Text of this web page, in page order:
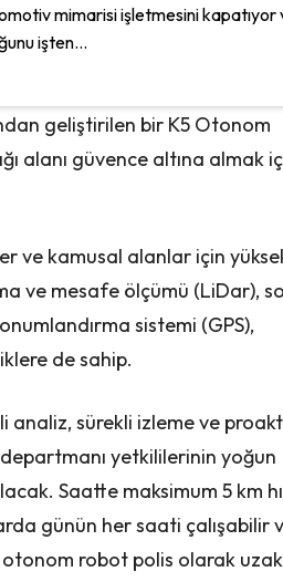
mimarisi işletmesini kapatıyor
işten...
geliştirilen bir K5 Otonom
alanı güvence altına almak
ve kamusal alanlar için
ve mesafe ölçümü (LiDar),
sistemi (GPS),
de sahip.
analiz, sürekli izleme ve
yetkililerinin yoğun
Saatte maksimum 5 km
günün her saati çalışabilir
robot polis olarak